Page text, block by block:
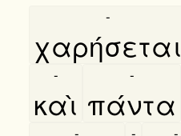
χαρήσεται
-
καὶ
-
πάντα
-